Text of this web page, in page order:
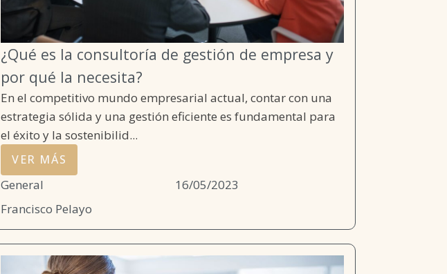
¿Qué es la consultoría de gestión de empresa y
por qué la necesita?
En el competitivo mundo empresarial actual, contar con una
estrategia sólida y una gestión eficiente es fundamental para
el éxito y la sostenibilid...
VER MÁS
General
16/05/2023
Francisco Pelayo